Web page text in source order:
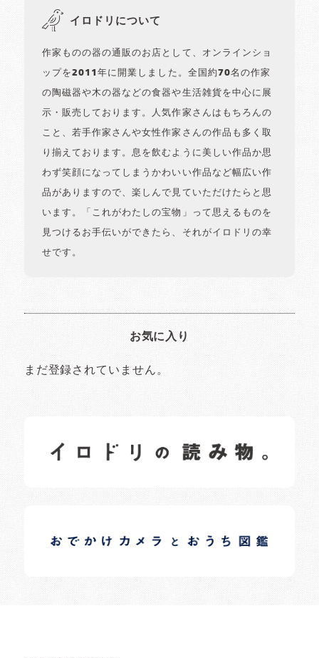
イロドリについて
作家ものの器の通販のお店として、オンラインショ
ップを2011年に開業しました。全国約70名の作家
の陶磁器や木の器などの食器や生活雑貨を中心に展
示・販売しております。人気作家さんはもちろんの
こと、若手作家さんや女性作家さんの作品も多く取
り揃えております。息を飲むように美しい作品か思
わず笑顔になってしまうかわいい作品など幅広い作
品がありますので、楽しんで見ていただけたらと思
います。「これがわたしの宝物」って思えるものを
見つけるお手伝いができたら、それがイロドリの幸
せです。
お気に入り
まだ登録されていません。
日常の様子など随時更新中です。
日常の様子など随時更新中です。